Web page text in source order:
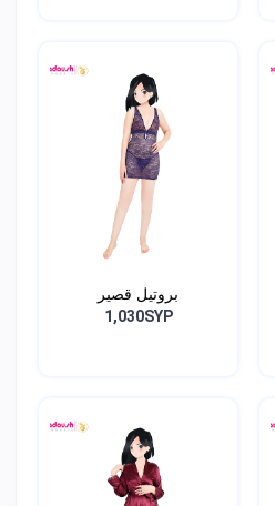
بروتيل قصير
1,030SYP